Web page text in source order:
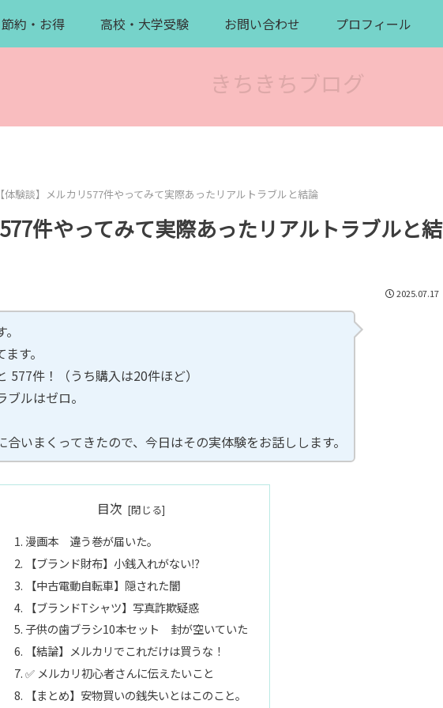
きちきちブログ
節約・お得 高校・大学受験 お問い合わせ プロフィール
【体験談】メルカリ577件やってみて実際あったリアルトラブルと結論
件やってみて実際あったリアルトラブルと結
2025.07.17
す。
577件！（うち購入は20件ほど）
ルはゼロ。
いまくってきたので、今日はその実体験をお話しします。
目次
漫画本 違う巻が届いた。
【ブランド財布】小銭入れがない⁉
【中古電動自転車】隠された闇
【ブランドTシャツ】写真詐欺疑惑
子供の歯ブラシ10本セット 封が空いていた
【結論】メルカリでこれだけは買うな！
✅ メルカリ初心者さんに伝えたいこと
【まとめ】安物買いの銭失いとはこのこと。